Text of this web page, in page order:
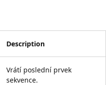
Description
Vrátí poslední prvek
sekvence.